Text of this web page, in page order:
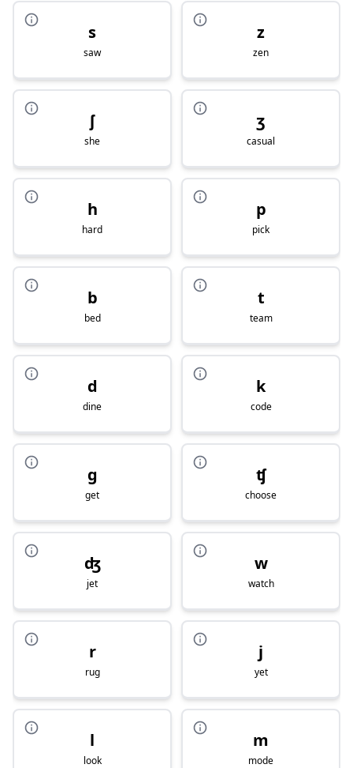
s
saw
z
zen
ʃ
she
ʒ
casual
h
hard
p
pick
b
bed
t
team
d
dine
k
code
g
get
ʧ
choose
ʤ
jet
w
watch
r
rug
j
yet
l
look
m
mode